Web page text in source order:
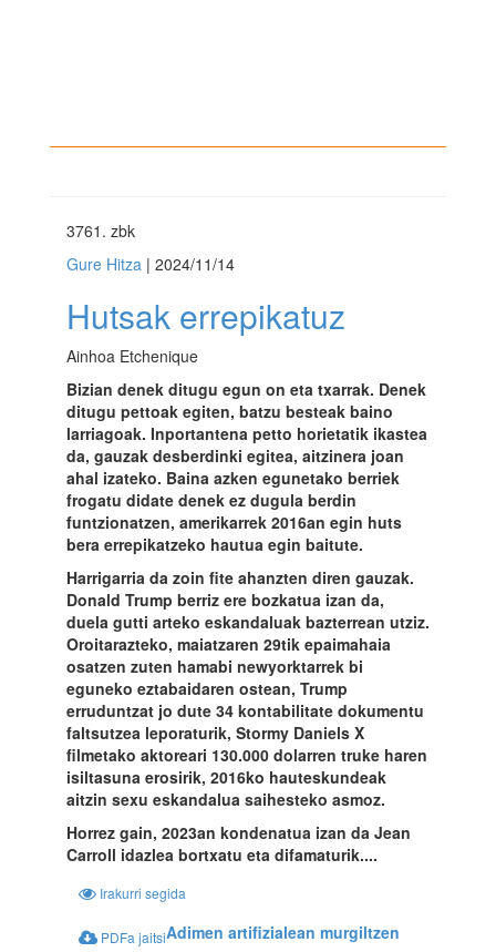
3761 . zbk
Gure Hitza | 2024/11/14
Hutsak errepikatuz
Ainhoa Etchenique
Bizian denek ditugu egun on eta txarrak. Denek
ditugu pettoak egiten, batzu besteak baino
larriagoak. Inportantena petto horietatik ikastea
da, gauzak desberdinki egitea, aitzinera joan
ahal izateko. Baina azken egunetako berriek
frogatu didate denek ez dugula berdin
funtzionatzen, amerikarrek 2016an egin huts
bera errepikatzeko hautua egin baitute.
Harrigarria da zoin fite ahanzten diren gauzak.
Donald Trump berriz ere bozkatua izan da,
duela gutti arteko eskandaluak bazterrean utziz.
Oroitarazteko, maiatzaren 29tik epaimahaia
osatzen zuten hamabi newyorktarrek bi
eguneko eztabaidaren ostean, Trump
erruduntzat jo dute 34 kontabilitate dokumentu
faltsutzea leporaturik, Stormy Daniels X
filmetako aktoreari 130.000 dolarren truke haren
isiltasuna erosirik, 2016ko hauteskundeak
aitzin sexu eskandalua saihesteko asmoz.
Horrez gain, 2023an kondenatua izan da Jean
Carroll idazlea bortxatu eta difamaturik....
Irakurri segida
PDFa jaitsiAdimen artifizialean murgiltzen